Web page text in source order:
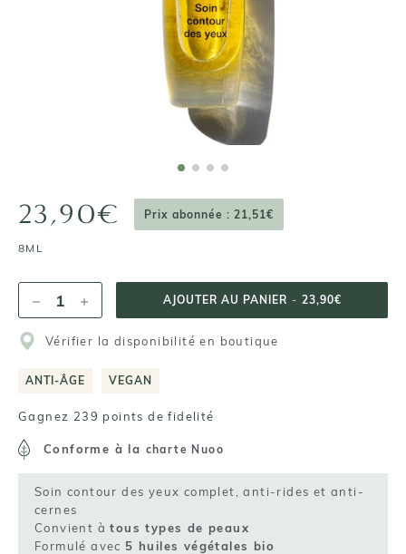
23,90€ Prix abonnée : 21,51€
8ML
AJOUTER AU PANIER - 23,90€
Vérifier la disponibilité en boutique
ANTI-ÂGE VEGAN
Gagnez 239 points de fidelité
Conforme à la charte Nuoo
Soin contour des yeux complet, anti-rides et anti-
cernes
Convient àtous types de peaux
Formulé avec 5 huiles végétales bio